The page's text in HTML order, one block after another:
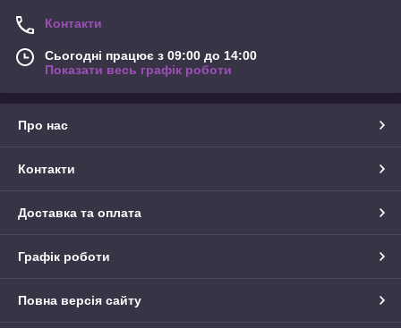
Контакти
Сьогодні працює з 09:00 до 14:00
Показати весь графік роботи
Про нас
Контакти
Доставка та оплата
Графік роботи
Повна версія сайту